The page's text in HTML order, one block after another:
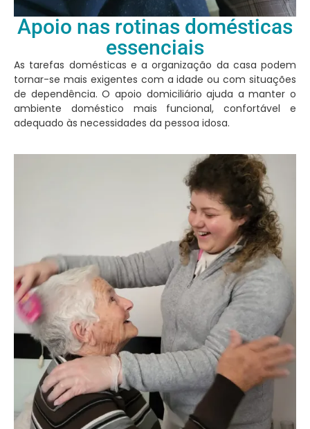
Apoio nas rotinas domésticas
essenciais
As tarefas domésticas e a organização da casa podem
tornar-se mais exigentes com a idade ou com situações
de dependência. O apoio domiciliário ajuda a manter o
ambiente doméstico mais funcional, confortável e
adequado às necessidades da pessoa idosa.